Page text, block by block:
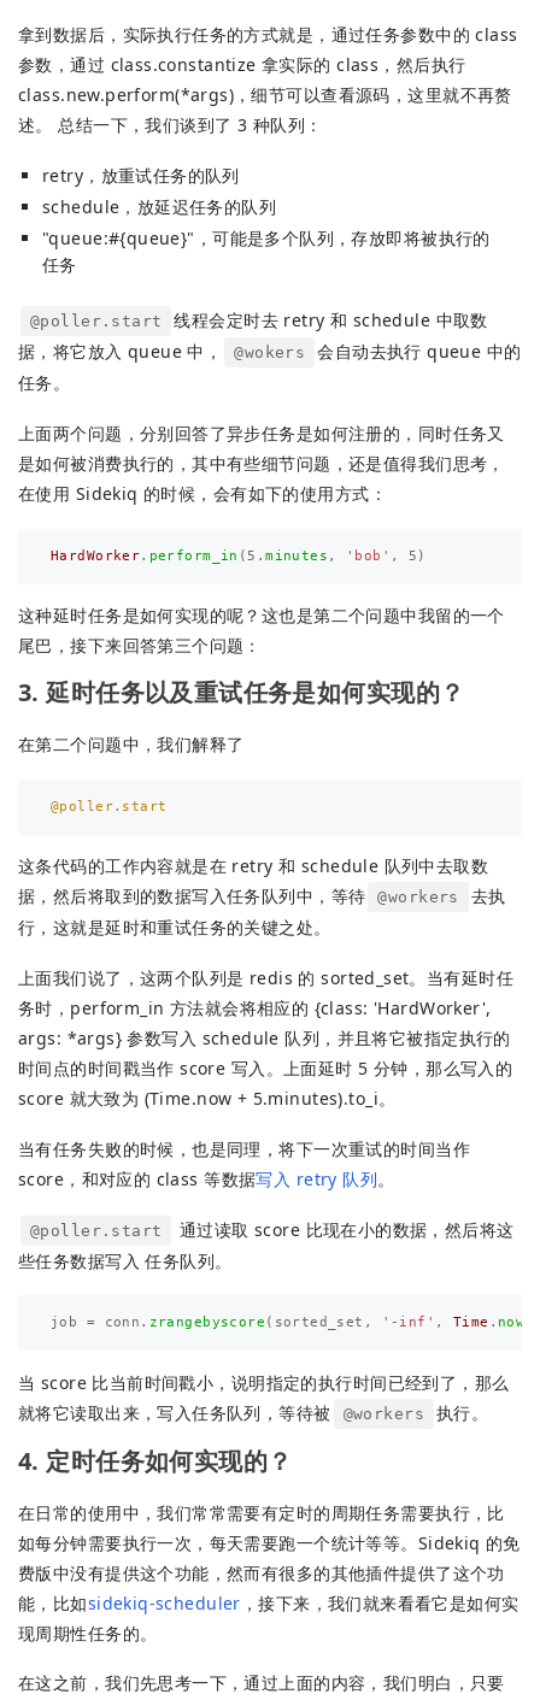
拿到数据后，实际执行任务的方式就是，通过任务参数中的 class
参数，通过 class.constantize 拿实际的 class，然后执行
class.new.perform(*args)，细节可以查看源码，这里就不再赘
述。 总结一下，我们谈到了 3 种队列：
retry，放重试任务的队列
schedule，放延迟任务的队列
"queue:#{queue}"，可能是多个队列，存放即将被执行的
任务
@poller.start
线程会定时去 retry 和 schedule 中取数
据，将它放入 queue 中，
@wokers
会自动去执行 queue 中的
任务。
上面两个问题，分别回答了异步任务是如何注册的，同时任务又
是如何被消费执行的，其中有些细节问题，还是值得我们思考，
在使用 Sidekiq 的时候，会有如下的使用方式：
HardWorker. perform_in (5 .minutes , 'bob' , 5 )
这种延时任务是如何实现的呢？这也是第二个问题中我留的一个
尾巴，接下来回答第三个问题：
3. 延时任务以及重试任务是如何实现的？
在第二个问题中，我们解释了
@poller.start
这条代码的工作内容就是在 retry 和 schedule 队列中去取数
据，然后将取到的数据写入任务队列中，等待
@workers
去执
行，这就是延时和重试任务的关键之处。
上面我们说了，这两个队列是 redis 的 sorted_set。当有延时任
务时，perform_in 方法就会将相应的 {class: 'HardWorker',
args: *args} 参数写入 schedule 队列，并且将它被指定执行的
时间点的时间戳当作 score 写入。上面延时 5 分钟，那么写入的
score 就大致为 (Time.now + 5.minutes).to_i。
当有任务失败的时候，也是同理，将下一次重试的时间当作
score，和对应的 class 等数据写入 retry 队列。
@poller.start
通过读取 score 比现在小的数据，然后将这
些任务数据写入 任务队列。
job = conn . zrangebyscore ( sorted_set , '-inf' , Time . now
当 score 比当前时间戳小，说明指定的执行时间已经到了，那么
就将它读取出来，写入任务队列，等待被
@workers 执行。
4. 定时任务如何实现的？
在日常的使用中，我们常常需要有定时的周期任务需要执行，比
如每分钟需要执行一次，每天需要跑一个统计等等。Sidekiq 的免
费版中没有提供这个功能，然而有很多的其他插件提供了这个功
能，比如sidekiq-scheduler ，接下来，我们就来看看它是如何实
现周期性任务的。
在这之前，我们先思考一下，通过上面的内容，我们明白，只要